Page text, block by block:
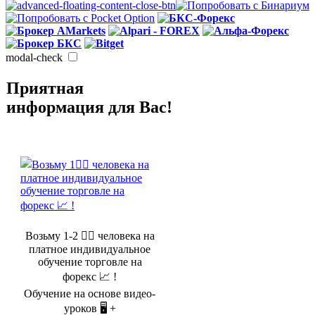
modal-check
Приятная
информация для Вас!
Возьму 1-2 🤵‍♂️ человека на
платное индивидуальное
обучение торговле на
форекс 📈 !
Обучение на основе видео-
уроков 🖥️ +